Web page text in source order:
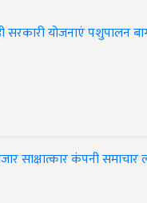
सरकारी योजनाएंपशुपालन
साक्षात्कारकंपनी समाचार